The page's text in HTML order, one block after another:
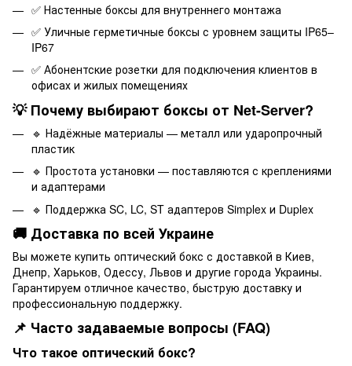
✅ Настенные боксы для внутреннего монтажа
✅ Уличные герметичные боксы с уровнем защиты IP65–
IP67
✅ Абонентские розетки для подключения клиентов в
офисах и жилых помещениях
💡 Почему выбирают боксы от Net-Server?
🔹 Надёжные материалы — металл или ударопрочный
пластик
🔹 Простота установки — поставляются с креплениями
и адаптерами
🔹 Поддержка SC, LC, ST адаптеров Simplex и Duplex
🚚 Доставка по всей Украине
Вы можете купить оптический бокс с доставкой в Киев,
Днепр, Харьков, Одессу, Львов и другие города Украины.
Гарантируем отличное качество, быструю доставку и
профессиональную поддержку.
📌 Часто задаваемые вопросы (FAQ)
Что такое оптический бокс?